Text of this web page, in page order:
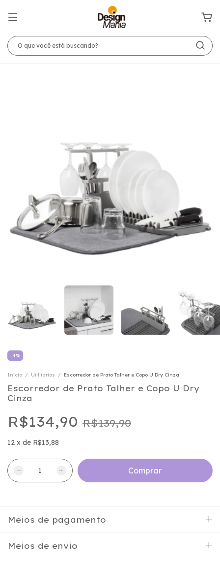
-4%
Início / Utilitarios / Escorredor de Prato Talher e Copo U Dry Cinza
Escorredor de Prato Talher e Copo U Dry
Cinza
R$134,90 R$139,90
12 x de R$13,88
Meios de pagamento
Meios de envio